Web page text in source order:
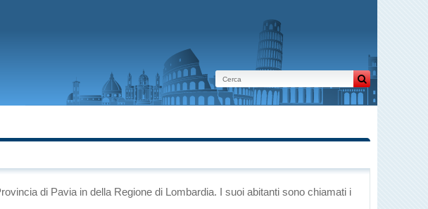
di Pavia in della Regione di Lombardia. I suoi abitanti sono chiamati i